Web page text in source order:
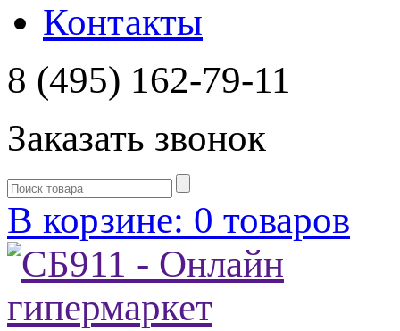
Контакты
8 (495) 162-79-11
Заказать звонок
В корзине: 0 товаров